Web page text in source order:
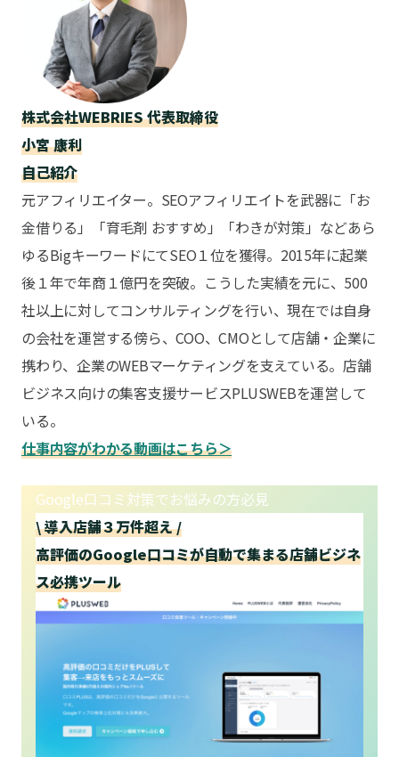
株式会社WEBRIES 代表取締役
小宮 康利
自己紹介
元アフィリエイター。SEOアフィリエイトを武器に「お
金借りる」「育毛剤 おすすめ」「わきが対策」などあら
ゆるBigキーワードにてSEO１位を獲得。2015年に起業
後１年で年商１億円を突破。こうした実績を元に、500
社以上に対してコンサルティングを行い、現在では自身
の会社を運営する傍ら、COO、CMOとして店舗・企業に
携わり、企業のWEBマーケティングを支えている。店舗
ビジネス向けの集客支援サービスPLUSWEBを運営して
いる。
仕事内容がわかる動画はこちら＞
Google口コミ対策でお悩みの方必見
\ 導入店舗３万件超え /
高評価のGoogle口コミが自動で集まる店舗ビジネ
ス必携ツール